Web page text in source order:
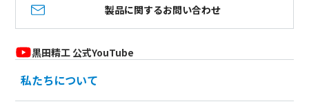
製品に関するお問い合わせ
黒田精工 公式YouTube
私たちについて